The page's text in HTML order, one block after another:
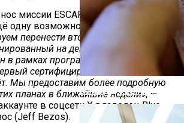
В ГИБДД Объяснили,
миссии ESCAPDE, Blue Origin не
одну возможность для запуска New
перенести второй пуск New Glenn,
на декабрь, на ноябрь. New
в рамках программы Blue Ring и
сертифицированный
Мы предоставим более подробную
планах в ближайшие недели», —
в соцсети X владелец Blue
(Jeff Bezos).